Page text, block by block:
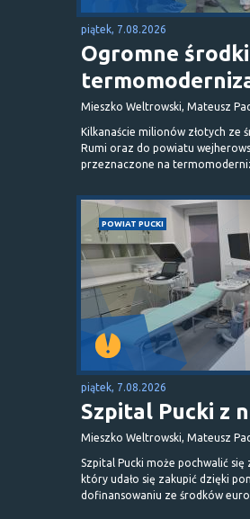
piątek, 7.08.2026
Ogromne
Mieszko Weltrowski, Mateusz
Kilkanaście milionów złotych ze
Rumi oraz do powiatu
przeznaczone na
POWIAT PUCKI
piątek, 7.08.2026
Szpital Pucki z
Mieszko Weltrowski, Mateusz
Szpital Pucki może pochwalić
który udało się zakupić dzięki
dofinansowaniu ze środków